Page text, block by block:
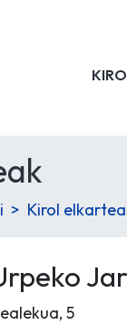
Kirol
5